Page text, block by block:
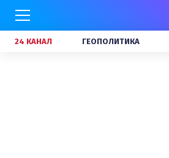
24 КАНАЛ ГЕОПОЛИТИКА